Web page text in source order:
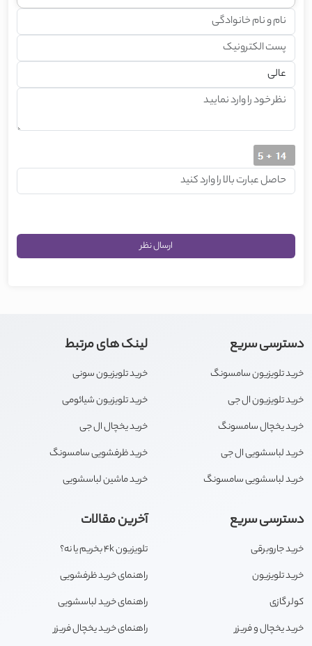
دسترسی سریع
خرید تلویزیون سامسونگ
خرید تلویزیون ال جی
خرید یخچال سامسونگ
خرید لباسشویی ال جی
خرید لباسشویی سامسونگ
لینک های مرتبط
خرید تلویزیون سونی
خرید تلویزیون شیائومی
خرید یخچال ال جی
خرید ظرفشویی سامسونگ
خرید ماشین لباسشویی
دسترسی سریع
خرید جاروبرقی
خرید تلویزیون
کولر گازی
خرید یخچال و فریزر
آخرین مقالات
تلویزیون 4k بخریم یا نه؟
راهنمای خرید ظرفشویی
راهنمای خرید لباسشویی
راهنمای خرید یخچال فریزر